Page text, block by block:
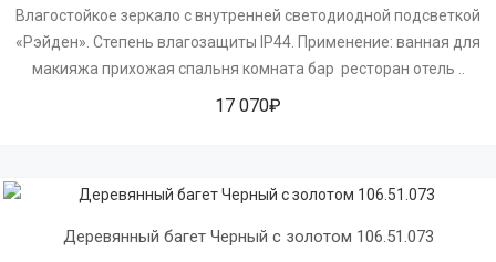
Влагостойкое зеркало с внутренней светодиодной подсветкой
«Рэйден». Степень влагозащиты IP44. Применение: ванная для
макияжа прихожая спальня комната бар ресторан отель ..
17 070₽
Деревянный багет Черный с золотом 106.51.073